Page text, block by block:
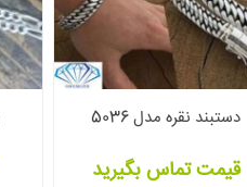
دستبند نقره مدل 5036
قیمت تماس بگیرید